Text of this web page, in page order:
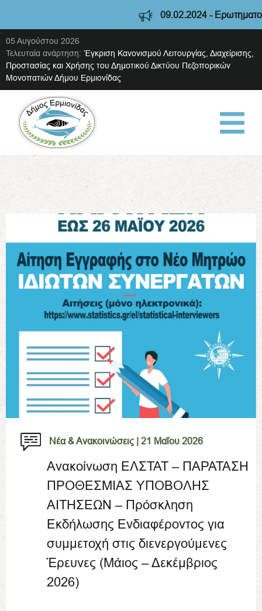
09.02.2024 -
05 Αυγούστου 2026
Τελευταία ανάρτηση: Έγκριση Κανονισμού Λειτουργίας, Διαχείρισης,
Προστασίας και Χρήσης του Δημοτικού Δικτύου Πεζοπορικών
Μονοπατιών Δήμου Ερμιονίδας
Νέα & Ανακοινώσεις | 21 Μαΐου 2026
Ανακοίνωση ΕΛΣΤΑΤ – ΠΑΡΑΤΑΣΗ
ΠΡΟΘΕΣΜΙΑΣ ΥΠΟΒΟΛΗΣ
ΑΙΤΗΣΕΩΝ – Πρόσκληση
Εκδήλωσης Ενδιαφέροντος για
συμμετοχή στις διενεργούμενες
Έρευνες (Μάιος – Δεκέμβριος
2026)